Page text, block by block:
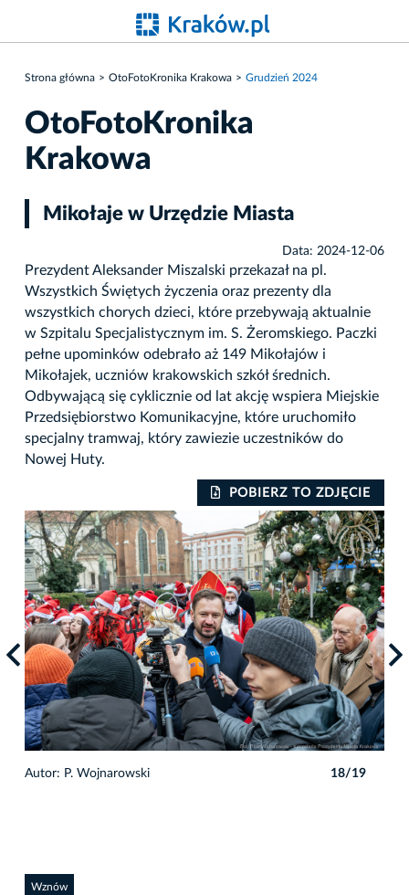
Strona główna OtoFotoKronika Krakowa Grudzień 2024
OtoFotoKronika
Krakowa
Mikołaje w Urzędzie Miasta
Data: 2024-12-06
Prezydent Aleksander Miszalski przekazał na pl.
Wszystkich Świętych życzenia oraz prezenty dla
wszystkich chorych dzieci, które przebywają aktualnie
w Szpitalu Specjalistycznym im. S. Żeromskiego. Paczki
pełne upominków odebrało aż 149 Mikołajów i
Mikołajek, uczniów krakowskich szkół średnich.
Odbywającą się cyklicznie od lat akcję wspiera Miejskie
Przedsiębiorstwo Komunikacyjne, które uruchomiło
specjalny tramwaj, który zawiezie uczestników do
Nowej Huty.
POBIERZ TO ZDJĘCIE
Autor: P. Wojnarowski 18/19
Wznów